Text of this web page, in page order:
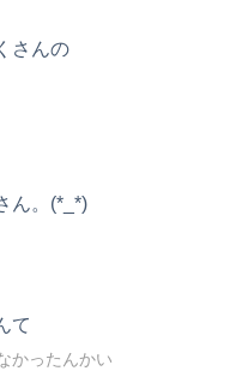
さんの
ん。(*_*)
て
かったんかい